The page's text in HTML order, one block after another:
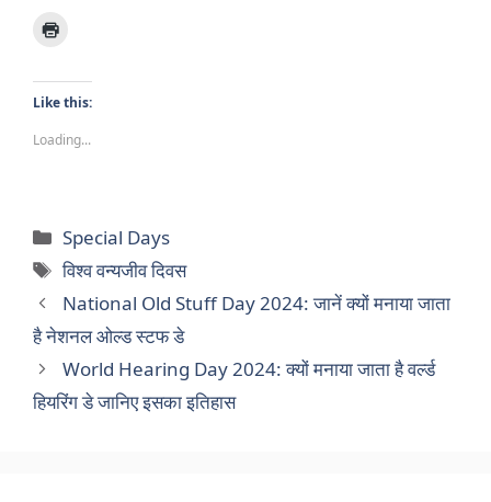
Like this:
Loading...
Categories
Special Days
Tags
विश्व वन्यजीव दिवस
National Old Stuff Day 2024: जानें क्यों मनाया जाता
है नेशनल ओल्ड स्टफ डे
World Hearing Day 2024: क्यों मनाया जाता है वर्ल्ड
हियरिंग डे जानिए इसका इतिहास